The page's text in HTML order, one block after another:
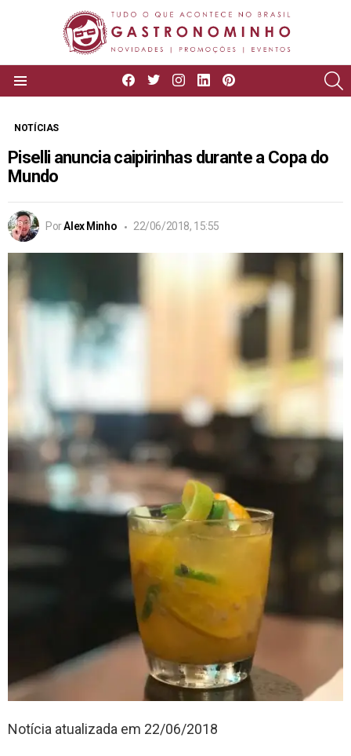
facebooktwitterinstagram
linkedin
NOTÍCIAS
Piselli anuncia caipirinhas durante a Copa do
Mundo
PorAlex Minho 22/06/2018, 15:55
Notícia atualizada em 22/06/2018